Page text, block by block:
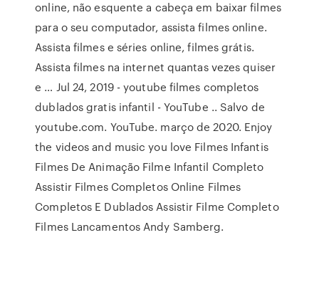
online, não esquente a cabeça em baixar filmes
para o seu computador, assista filmes online.
Assista filmes e séries online, filmes grátis.
Assista filmes na internet quantas vezes quiser
e … Jul 24, 2019 - youtube filmes completos
dublados gratis infantil - YouTube .. Salvo de
youtube.com. YouTube. março de 2020. Enjoy
the videos and music you love Filmes Infantis
Filmes De Animação Filme Infantil Completo
Assistir Filmes Completos Online Filmes
Completos E Dublados Assistir Filme Completo
Filmes Lancamentos Andy Samberg.